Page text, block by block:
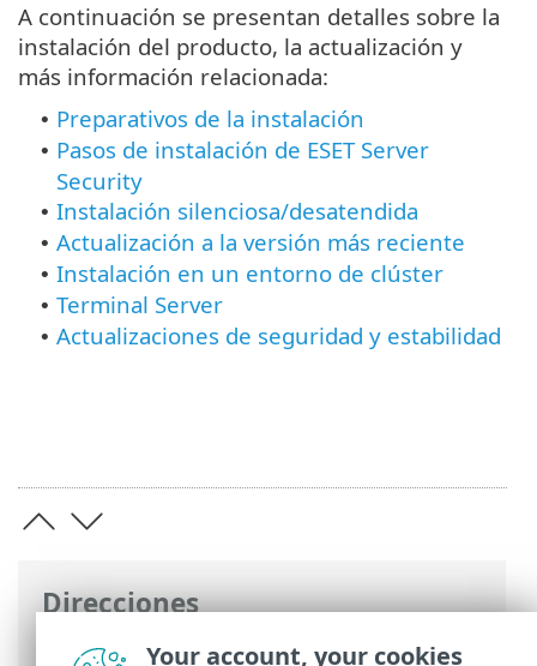
Direcciones
Ayuda en línea de ESET> ESET Server
A continuación se presentan detalles sobre la
instalación del producto, la actualización y
más información relacionada:
• Preparativos de la instalación
• Pasos de instalación de ESET Server
Security
• Instalación silenciosa/desatendida
• Actualización a la versión más reciente
• Instalación en un entorno de clúster
• Terminal Server
• Actualizaciones de seguridad y estabilidad
Your account, your cookies